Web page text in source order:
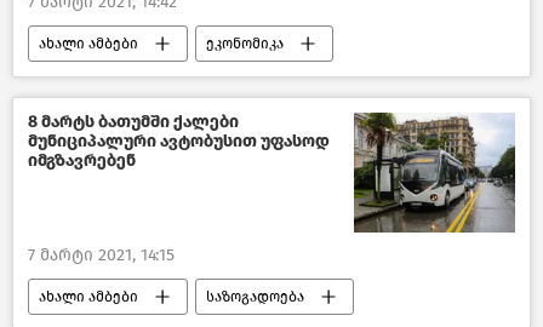
ახალი ამბები ეკონომიკა
საქართველო
8 მარტს ბათუმში ქალები
მუნიციპალური ავტობუსით უფასოდ
იმგზავრებენ
7 მარტი 2021, 14:15
ახალი ამბები საზოგადოება